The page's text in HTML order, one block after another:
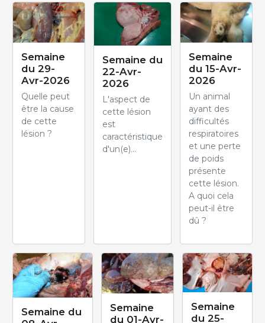
Semaine
du 29-
Avr-2026
Quelle peut
être la cause
de cette
lésion ?
Semaine du
22-Avr-
2026
L'aspect de
cette lésion
est
caractéristique
d'un(e)...
Semaine
du 15-Avr-
2026
Un animal
ayant des
difficultés
respiratoires
et une perte
de poids
présente
cette lésion.
A quoi cela
peut-il être
dû ?
Semaine du
Semaine
du 01-Avr-
Semaine
du 25-